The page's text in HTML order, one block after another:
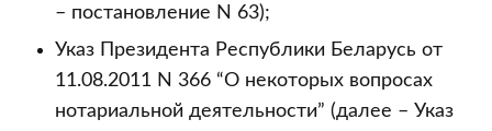
– постановление N 63);
Указ Президента Республики Беларусь от
11.08.2011 N 366 “О некоторых вопросах
нотариальной деятельности” (далее – Указ